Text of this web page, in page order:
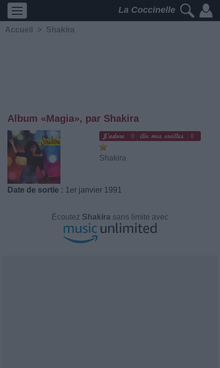
La Coccinelle
Accueil > Shakira
Album «Magia», par Shakira
0 0
Shakira
Date de sortie : 1er janvier 1991
Écoutez Shakira sans limite avec